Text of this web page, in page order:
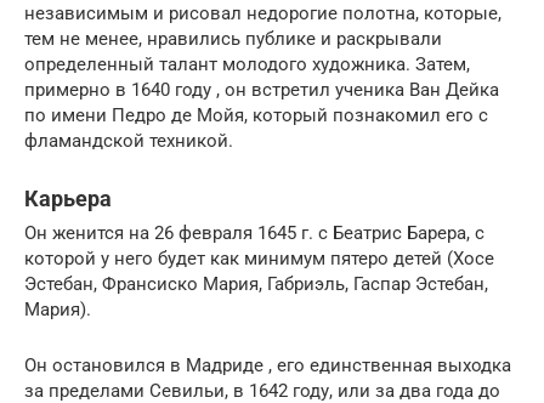
независимым и рисовал недорогие полотна, которые,
тем не менее, нравились публике и раскрывали
определенный талант молодого художника. Затем,
примерно в 1640 году , он встретил ученика Ван Дейка
по имени Педро де Мойя, который познакомил его с
фламандской техникой.
Карьера
Он женится на 26 февраля 1645 г. с Беатрис Барера, с
которой у него будет как минимум пятеро детей (Хосе
Эстебан, Франсиско Мария, Габриэль, Гаспар Эстебан,
Мария).
Он остановился в Мадриде , его единственная выходка
за пределами Севильи, в 1642 году, или за два года до